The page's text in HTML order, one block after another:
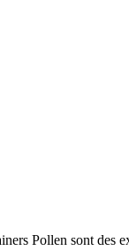
Pollen sont des